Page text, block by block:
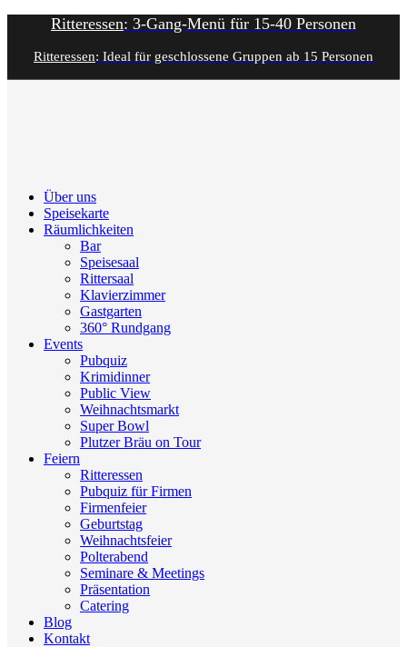
Ritteressen: 3-Gang-Menü für 15-40 Personen
Ritteressen: Ideal für geschlossene Gruppen ab 15 Personen
Über uns
Speisekarte
Räumlichkeiten
Bar
Speisesaal
Rittersaal
Klavierzimmer
Gastgarten
360° Rundgang
Events
Pubquiz
Krimidinner
Public View
Weihnachtsmarkt
Super Bowl
Plutzer Bräu on Tour
Feiern
Ritteressen
Pubquiz für Firmen
Firmenfeier
Geburtstag
Weihnachtsfeier
Polterabend
Seminare & Meetings
Präsentation
Catering
Blog
Kontakt